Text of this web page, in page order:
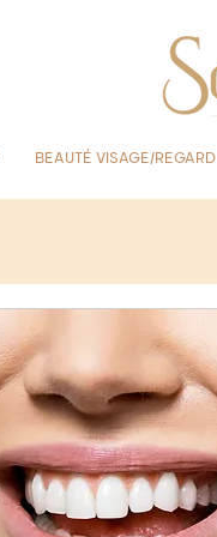
BEAUTÉ VISAGE/REGARD